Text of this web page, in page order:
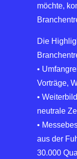
möchte,
Die
•
Vorträge,
•
neutrale
•
aus der
30.000